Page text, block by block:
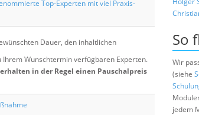
Top-Experten mit viel Praxis-
Dauer, den inhaltlichen
Wunschtermin verfügbaren Experten.
in der Regel einen Pauschalpreis
So
Wir
(siehe
jedem